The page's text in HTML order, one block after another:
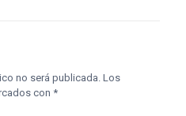
no será publicada. Los
con *